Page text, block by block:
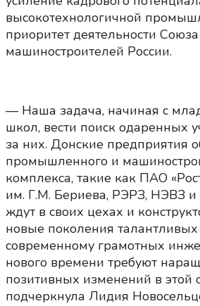
высокотехнологичной
приоритет деятельности Союза
машиностроителей России.
— Наша задача, начиная с
школ, вести поиск одаренных
за них. Донские предприятия
промышленного и
комплекса, такие как ПАО
им. Г.М. Бериева, РЭРЗ, НЭВЗ и
ждут в своих цехах и
новые поколения
современному грамотных
нового времени требуют
позитивных изменений в
подчеркнула Лидия